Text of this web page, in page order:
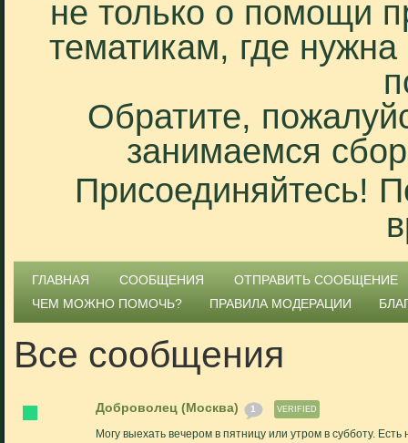
не только о помощи
тематикам, где
Обратите,
занимаемся
Присоединяйтесь!
ГЛАВНАЯ СООБЩЕНИЯ
ОТПРАВИТЬ СООБЩЕНИЕ
ЧЕМ МОЖНО ПОМОЧЬ?
ПРАВИЛА МОДЕРАЦИИ
Все сообщения
Доброволец (Москва) 1 VERIFIED
Могу выехать вечером в пятницу или утром в субботу.